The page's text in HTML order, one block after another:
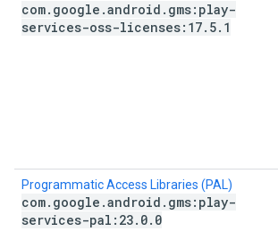
com. google .android . gms:play-
services-oss-licenses:17. 5. 1
Programmatic Access Libraries (PAL)
com. google .android . gms:play-
services-pal:23. 0. 0